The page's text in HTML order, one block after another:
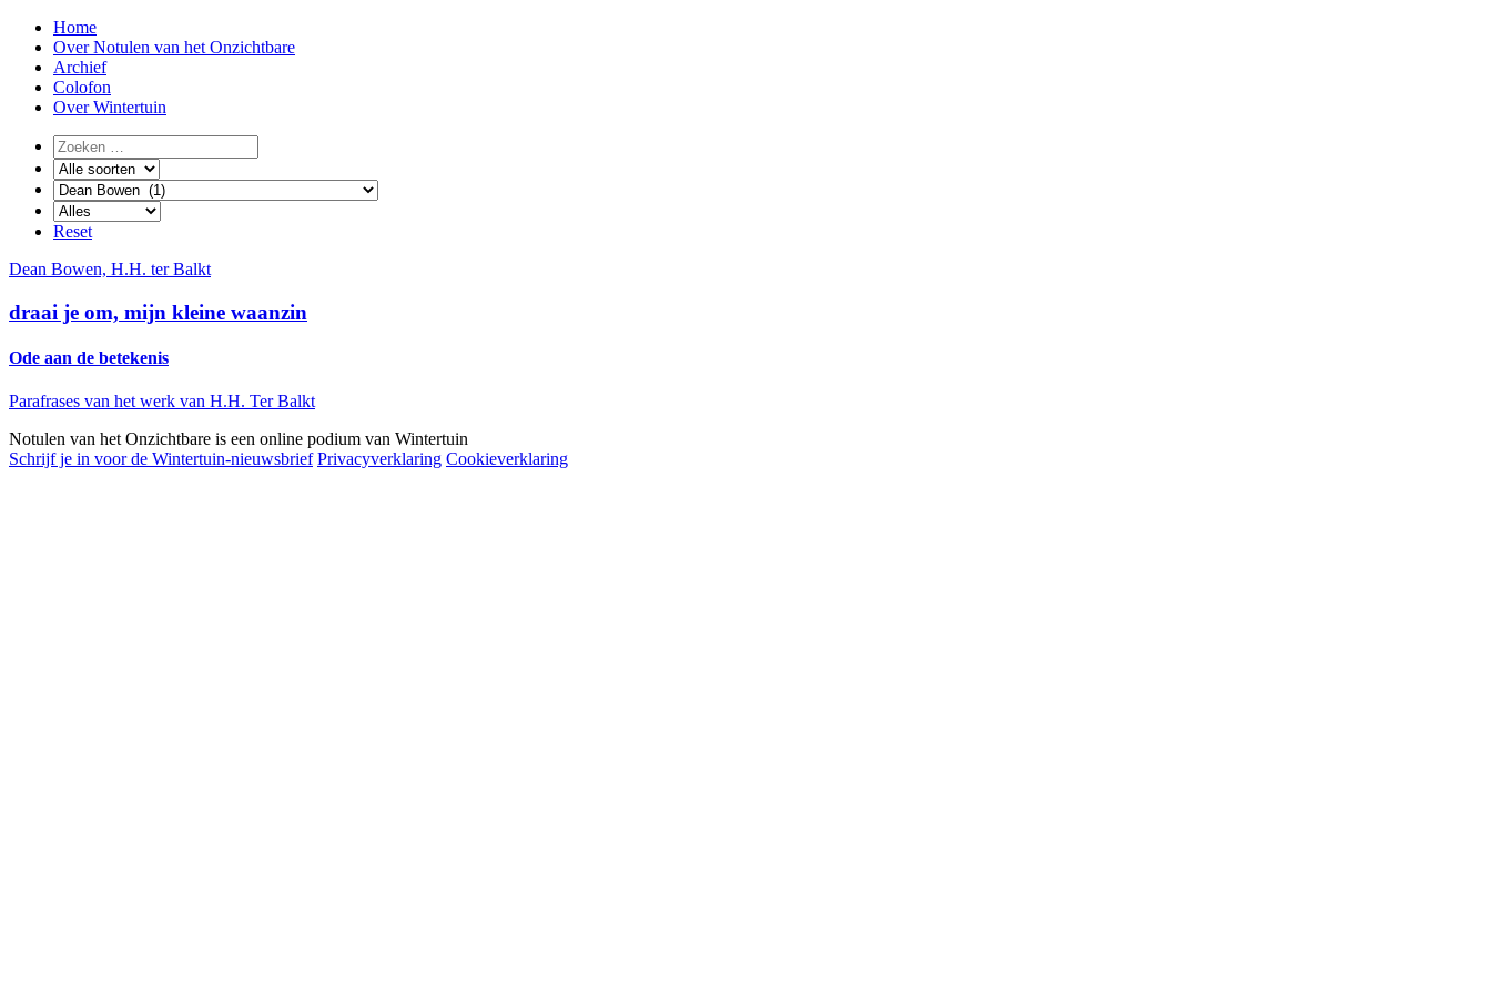
Home
Over Notulen van het Onzichtbare
Archief
Colofon
Over Wintertuin
Reset
Dean Bowen, H.H. ter Balkt
draai je om, mijn kleine waanzin
Ode aan de betekenis
Parafrases van het werk van H.H. Ter Balkt
Notulen van het Onzichtbare is een online podium van Wintertuin
Schrijf je in voor de Wintertuin-nieuwsbrief Privacyverklaring Cookieverklaring